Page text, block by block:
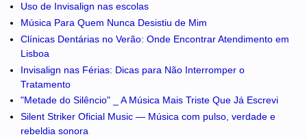
Uso de Invisalign nas escolas
Música Para Quem Nunca Desistiu de Mim
Clínicas Dentárias no Verão: Onde Encontrar Atendimento em
Lisboa
Invisalign nas Férias: Dicas para Não Interromper o
Tratamento
"Metade do Silêncio" _ A Música Mais Triste Que Já Escrevi
Silent Striker Oficial Music — Música com pulso, verdade e
rebeldia sonora